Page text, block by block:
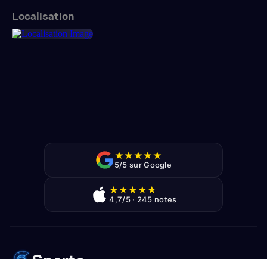
Localisation
★★★★★
5/5 sur Google
★★★★★
4,7/5 · 245 notes